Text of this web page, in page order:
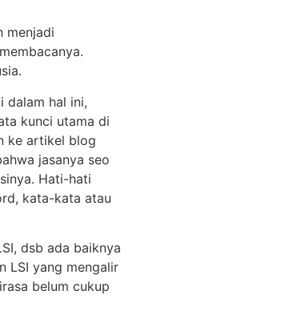
menjadi
dalam hal ini,
kunci utama di
ke artikel blog
jasanya seo
Hati-hati
kata-kata atau
dsb ada baiknya
LSI yang mengalir
belum cukup